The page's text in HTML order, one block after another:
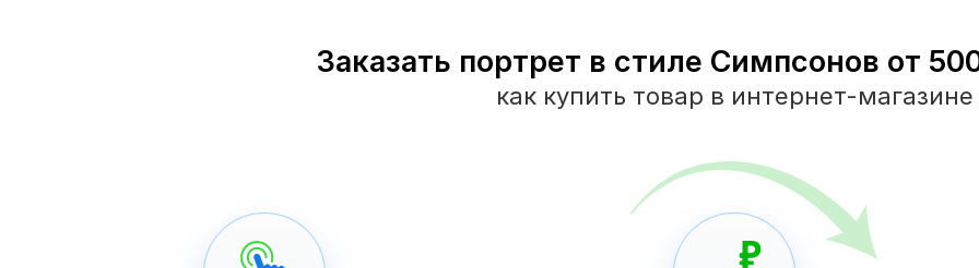
Заказать портрет в стиле Симпсонов от
как купить товар в интернет-магазине